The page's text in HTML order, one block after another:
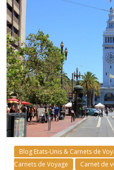
Blog Etats-Unis & Carnets de
Carnets de Voyage
Carnet de